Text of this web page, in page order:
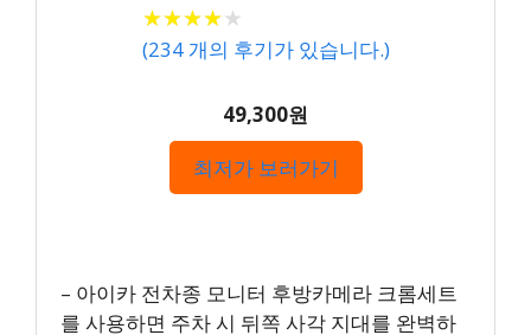
★★★★★
★★★★★
(234개의 후기가 있습니다.)
49,300원
최저가 보러가기
– 아이카 전차종 모니터 후방카메라 크롬세트
를 사용하면 주차 시 뒤쪽 사각 지대를 완벽하